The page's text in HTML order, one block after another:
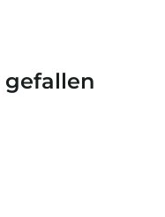
gefallen